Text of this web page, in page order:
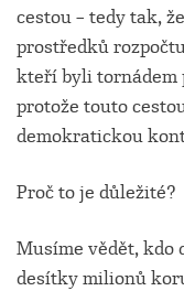
cestou – tedy tak,
prostředků
kteří byli tornádem
protože touto
demokratickou
Proč to je důležité?
Musíme vědět, kdo
desítky milionů